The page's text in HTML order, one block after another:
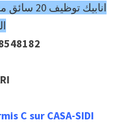
C sur CASA-SIDI